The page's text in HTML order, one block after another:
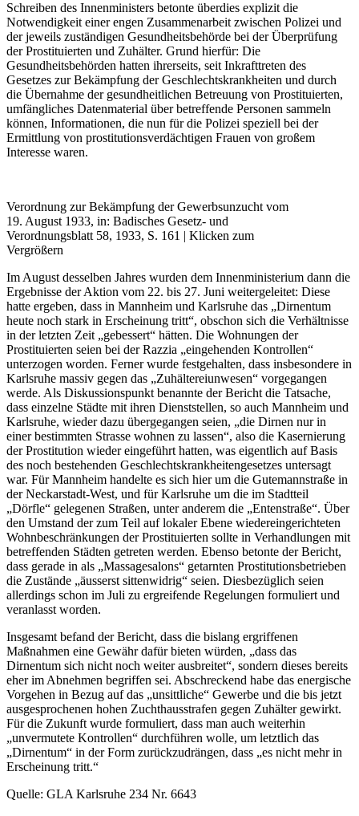
Schreiben des Innenministers betonte überdies explizit die
Notwendigkeit einer engen Zusammenarbeit zwischen Polizei und
der jeweils zuständigen Gesundheitsbehörde bei der Überprüfung
der Prostituierten und Zuhälter. Grund hierfür: Die
Gesundheitsbehörden hatten ihrerseits, seit Inkrafttreten des
Gesetzes zur Bekämpfung der Geschlechtskrankheiten und durch
die Übernahme der gesundheitlichen Betreuung von Prostituierten,
umfängliches Datenmaterial über betreffende Personen sammeln
können, Informationen, die nun für die Polizei speziell bei der
Ermittlung von prostitutionsverdächtigen Frauen von großem
Interesse waren.
Verordnung zur Bekämpfung der Gewerbsunzucht vom
19. August 1933, in: Badisches Gesetz- und
Verordnungsblatt 58, 1933, S. 161 | Klicken zum
Vergrößern
Im August desselben Jahres wurden dem Innenministerium dann die
Ergebnisse der Aktion vom 22. bis 27. Juni weitergeleitet: Diese
hatte ergeben, dass in Mannheim und Karlsruhe das „Dirnentum
heute noch stark in Erscheinung tritt“, obschon sich die Verhältnisse
in der letzten Zeit „gebessert“ hätten. Die Wohnungen der
Prostituierten seien bei der Razzia „eingehenden Kontrollen“
unterzogen worden. Ferner wurde festgehalten, dass insbesondere in
Karlsruhe massiv gegen das „Zuhältereiunwesen“ vorgegangen
werde. Als Diskussionspunkt benannte der Bericht die Tatsache,
dass einzelne Städte mit ihren Dienststellen, so auch Mannheim und
Karlsruhe, wieder dazu übergegangen seien, „die Dirnen nur in
einer bestimmten Strasse wohnen zu lassen“, also die Kasernierung
der Prostitution wieder eingeführt hatten, was eigentlich auf Basis
des noch bestehenden Geschlechtskrankheitengesetzes untersagt
war. Für Mannheim handelte es sich hier um die Gutemannstraße in
der Neckarstadt-West, und für Karlsruhe um die im Stadtteil
„Dörfle“ gelegenen Straßen, unter anderem die „Entenstraße“. Über
den Umstand der zum Teil auf lokaler Ebene wiedereingerichteten
Wohnbeschränkungen der Prostituierten sollte in Verhandlungen mit
betreffenden Städten getreten werden. Ebenso betonte der Bericht,
dass gerade in als „Massagesalons“ getarnten Prostitutionsbetrieben
die Zustände „äusserst sittenwidrig“ seien. Diesbezüglich seien
allerdings schon im Juli zu ergreifende Regelungen formuliert und
veranlasst worden.
Insgesamt befand der Bericht, dass die bislang ergriffenen
Maßnahmen eine Gewähr dafür bieten würden, „dass das
Dirnentum sich nicht noch weiter ausbreitet“, sondern dieses bereits
eher im Abnehmen begriffen sei. Abschreckend habe das energische
Vorgehen in Bezug auf das „unsittliche“ Gewerbe und die bis jetzt
ausgesprochenen hohen Zuchthausstrafen gegen Zuhälter gewirkt.
Für die Zukunft wurde formuliert, dass man auch weiterhin
„unvermutete Kontrollen“ durchführen wolle, um letztlich das
„Dirnentum“ in der Form zurückzudrängen, dass „es nicht mehr in
Erscheinung tritt.“
Quelle: GLA Karlsruhe 234 Nr. 6643